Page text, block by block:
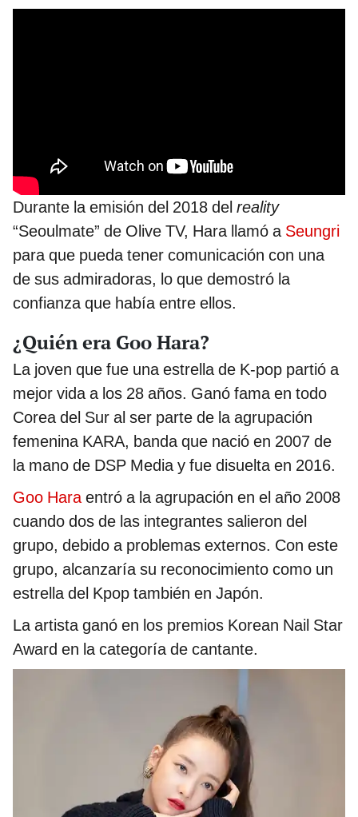
Durante la emisión del 2018 del reality
“Seoulmate” de Olive TV, Hara llamó a Seungri
para que pueda tener comunicación con una
de sus admiradoras, lo que demostró la
confianza que había entre ellos.
¿Quién era Goo Hara?
La joven que fue una estrella de K-pop partió a
mejor vida a los 28 años. Ganó fama en todo
Corea del Sur al ser parte de la agrupación
femenina KARA, banda que nació en 2007 de
la mano de DSP Media y fue disuelta en 2016.
Goo Haraentró a la agrupación en el año 2008
cuando dos de las integrantes salieron del
grupo, debido a problemas externos. Con este
grupo, alcanzaría su reconocimiento como un
estrella del Kpop también en Japón.
La artista ganó en los premios Korean Nail Star
Award en la categoría de cantante.